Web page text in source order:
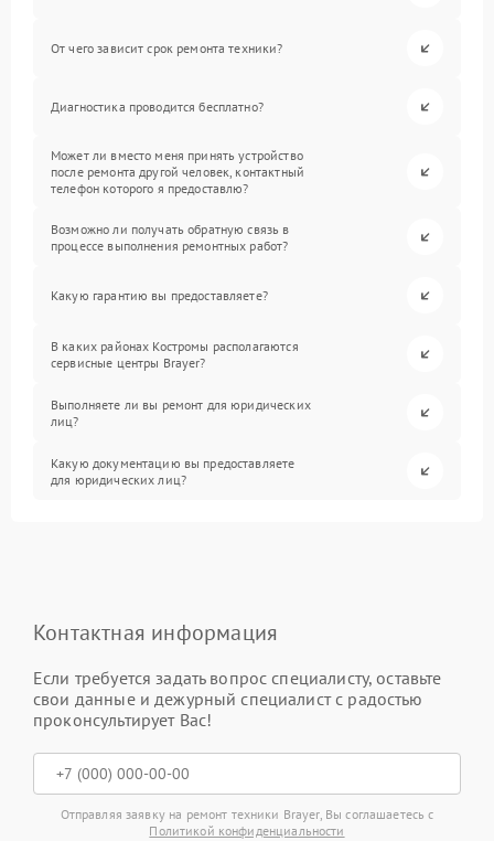
От чего зависит срок ремонта техники?
Диагностика проводится бесплатно?
Может ли вместо меня принять устройство
после ремонта другой человек, контактный
телефон которого я предоставлю?
Возможно ли получать обратную связь в
процессе выполнения ремонтных работ?
Какую гарантию вы предоставляете?
В каких районах Костромы располагаются
сервисные центры Brayer?
Выполняете ли вы ремонт для юридических
лиц?
Какую документацию вы предоставляете
для юридических лиц?
Контактная информация
Если требуется задать вопрос специалисту, оставьте
свои данные и дежурный специалист с радостью
проконсультирует Вас!
Отправляя заявку на ремонт техники Brayer, Вы соглашаетесь с
Политикой конфиденциальности